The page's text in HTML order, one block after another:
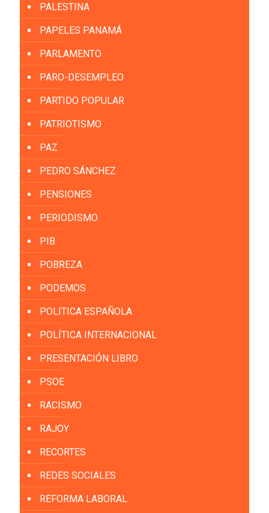
PALESTINA
PAPELES PANAMÁ
PARLAMENTO
PARO-DESEMPLEO
PARTIDO POPULAR
PATRIOTISMO
PAZ
PEDRO SÁNCHEZ
PENSIONES
PERIODISMO
PIB
POBREZA
PODEMOS
POLITICA ESPAÑOLA
POLÍTICA INTERNACIONAL
PRESENTACIÓN LIBRO
PSOE
RACISMO
RAJOY
RECORTES
REDES SOCIALES
REFORMA LABORAL